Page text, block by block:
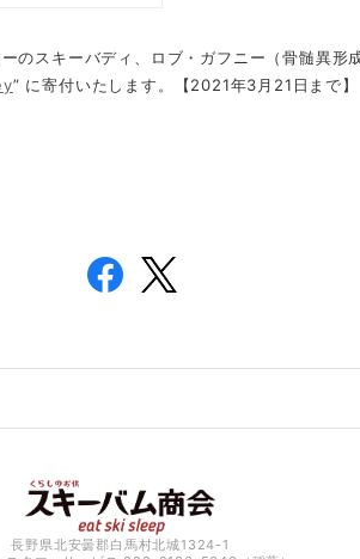
のスキーバディ、ロブ・ガフニー（骨髄異形
” に寄付いたします。【2021年3月21日まで】
長野県北安曇郡白馬村北城1324-1